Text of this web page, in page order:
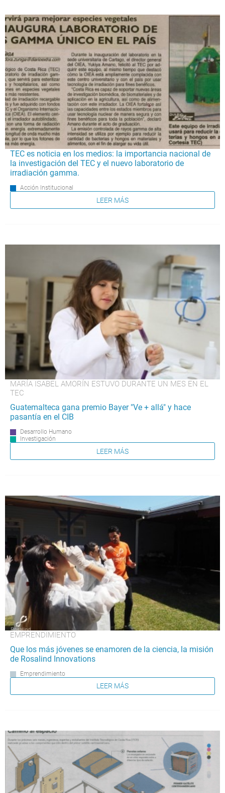
TEC es noticia en los medios: la importancia nacional de
la investigación del TEC y el nuevo laboratorio de
irradiación gamma.
Acción Institucional
LEER MÁS
MARÍA ISABEL AMORÍN ESTUVO DURANTE UN MES EN EL
TEC
Guatemalteca gana premio Bayer "Ve + allá" y hace
pasantía en el CIB
Desarrollo Humano
Investigación
LEER MÁS
EMPRENDIMIENTO
Que los más jóvenes se enamoren de la ciencia, la misión
de Rosalind Innovations
Emprendimiento
LEER MÁS